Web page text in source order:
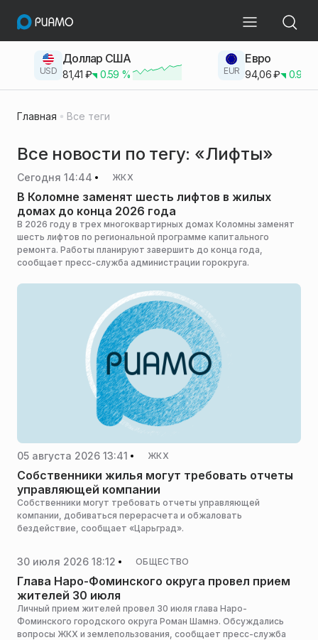
USD
Доллар США
81,41 ₽ 0.59 % EUR
Евро
94,06₽ 0.93
Главная Все теги
Все новости по тегу: «Лифты»
Сегодня 14:44 ЖКХ
В Коломне заменят шесть лифтов в жилых
домах до конца 2026 года
В 2026 году в трех многоквартирных домах Коломны заменят
шесть лифтов по региональной программе капитального
ремонта. Работы планируют завершить до конца года,
сообщает пресс-служба администрации горокруга.
05 августа 2026 13:41 ЖКХ
Собственники жилья могут требовать отчеты
управляющей компании
Собственники могут требовать отчеты управляющей
компании, добиваться перерасчета и обжаловать
бездействие, сообщает «Царьград».
30 июля 2026 18:12 ОБЩЕСТВО
Глава Наро-Фоминского округа провел прием
жителей 30 июля
Личный прием жителей провел 30 июля глава Наро-
Фоминского городского округа Роман Шамнэ. Обсуждались
вопросы ЖКХ и землепользования, сообщает пресс-служба